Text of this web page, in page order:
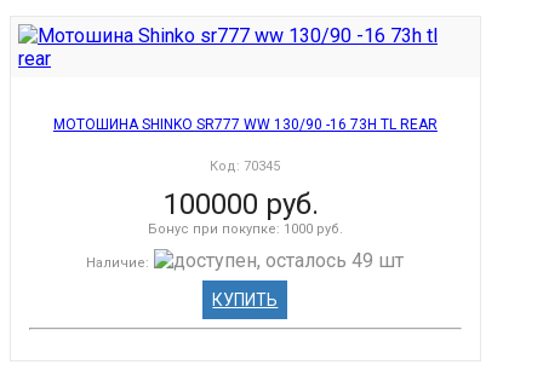
МОТОШИНА SHINKO SR777 WW 130/90 -16 73H TL REAR
Код:70345
100000 руб.
Бонус при покупке: 1000 руб.
Наличие:
КУПИТЬ